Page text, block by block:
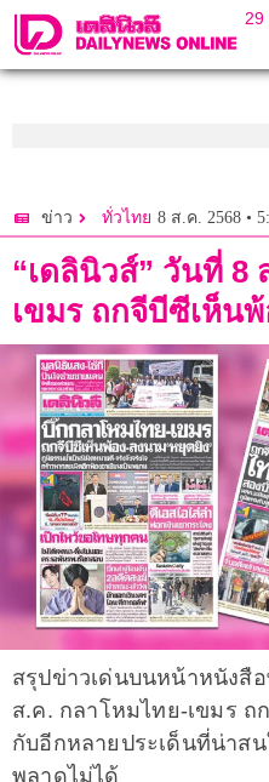
29
ข่าว ทั่วไทย 8 ส.ค. 2568 •
“เดลินิวส์” วันที่ 8
เขมร ถกจีบีซีเห็น
สรุปข่าวเด่นบนหน้าหนังสื
ส.ค. กลาโหมไทย-เขมร ถ
กับอีกหลายประเด็นที่น่าส
พลาดไม่ได้